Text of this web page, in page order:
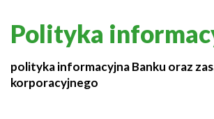
Polityka
polityka informacyjna Banku oraz
korporacyjnego